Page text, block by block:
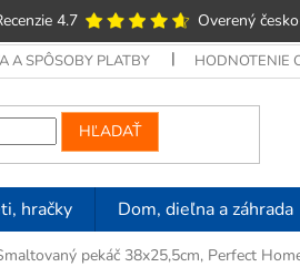
4.7 Overený
A SPÔSOBY PLATBY HODNOTENIE
HĽADAŤ
hračky Dom, dieľna a záhrada
pekáč 38x25,5cm, Perfect